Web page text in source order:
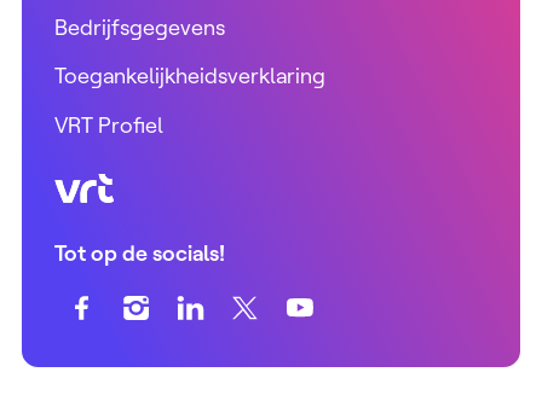
Bedrijfsgegevens
Toegankelijkheidsverklaring
VRT Profiel
VRT (home)
Tot op de socials!